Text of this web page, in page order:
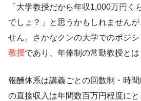
「大学教授だから年収1,000万円く
でしょ？」と思うかもしれません
せん。さかなクンの大学でのポジシ
教授であり、年俸制の常勤教授とは
報酬体系は講義ごとの回数制・時
の直接収入は年間数百万円程度に